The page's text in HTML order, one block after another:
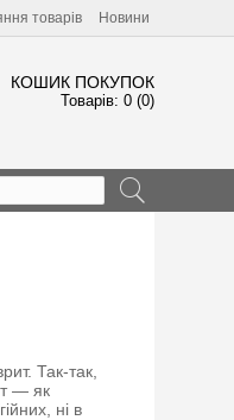
товарів Новини
КОШИК ПОКУПОК
Товарів: 0 (0)
Так-так,
— як
ні в